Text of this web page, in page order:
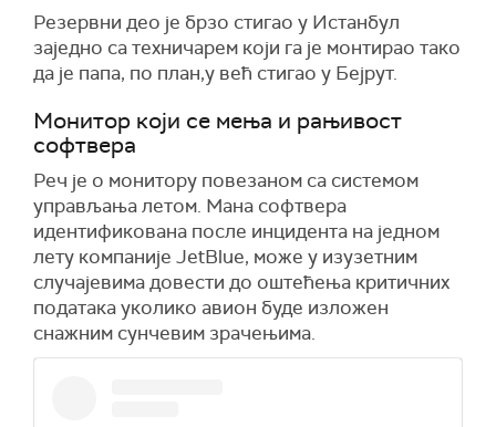
Резервни део је брзо стигао у Истанбул
заједно са техничарем који га је монтирао тако
да је папа, по план,у већ стигао у Бејрут.
Монитор који се мења и рањивост
софтвера
Реч је о монитору повезаном са системом
управљања летом. Мана софтвера
идентификована после инцидента на једном
лету компаније JetBlue, може у изузетним
случајевима довести до оштећења критичних
података уколико авион буде изложен
снажним сунчевим зрачењима.